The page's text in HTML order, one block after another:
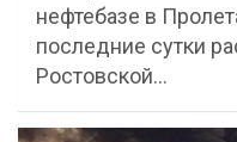
нефтебазе в
последние сутки
Ростовской…